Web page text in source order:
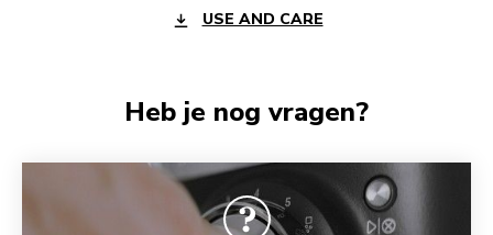
USE AND CARE
Heb je nog vragen?